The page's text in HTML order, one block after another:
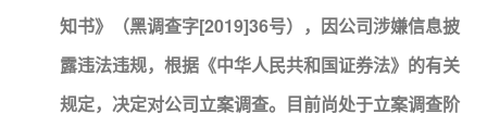
知书》（黑调查字[2019]36号），因公司涉嫌信息披
露违法违规，根据《中华人民共和国证券法》的有关
规定，决定对公司立案调查。目前尚处于立案调查阶